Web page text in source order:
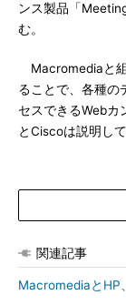
ンス製品「
む。
Macromediaと
ることで、各種の
セスできるWebカ
とCiscoは説明して
関連記事
MacromediaとHP